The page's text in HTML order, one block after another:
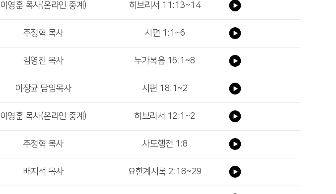
이영훈 목사(온라인 중계) 히브리서 11:13~14
주정혁 목사 시편 1:1~6
김영진 목사 누가복음 16:1~8
이장균 담임목사 시편 18:1~2
이영훈 목사(온라인 중계) 히브리서 12:1~2
주정혁 목사 사도행전 1:8
배지석 목사 요한계시록 2:18~29